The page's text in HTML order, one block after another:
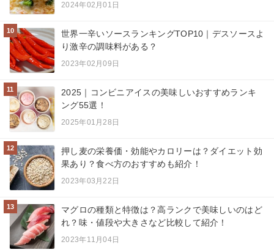
2024年02月01日
10
世界一辛いソースランキングTOP10｜デスソースよ
り激辛の調味料がある？
2023年02月09日
11
2025｜コンビニアイスの美味しいおすすめランキ
ング55選！
2025年01月28日
12
押し麦の栄養価・効能やカロリーは？ダイエット効
果あり？食べ方のおすすめも紹介！
2023年03月22日
13
マグロの種類と特徴は？高ランクで美味しいのはど
れ？味・値段や大きさなど比較して紹介！
2023年11月04日